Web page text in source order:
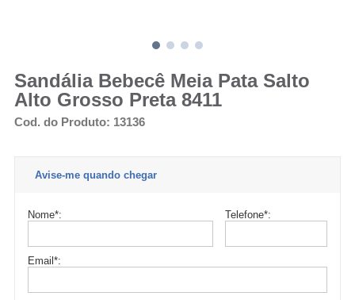
Sandália Bebecê Meia Pata Salto
Alto Grosso Preta 8411
Cod. do Produto: 13136
Avise-me quando chegar
Nome*: Telefone*:
Email *: